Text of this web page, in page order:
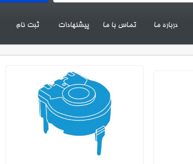
درباره ما تماس با ما پیشنهادات ثبت نام